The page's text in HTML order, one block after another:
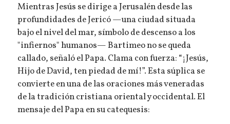
Mientras Jesús se dirige a Jerusalén desde las
profundidades de Jericó —una ciudad situada
bajo el nivel del mar, símbolo de descenso a los
"infiernos" humanos— Bartimeo no se queda
callado, señaló el Papa. Clama con fuerza: “¡Jesús,
Hijo de David, ten piedad de mí!”. Esta súplica se
convierte en una de las oraciones más veneradas
de la tradición cristiana oriental y occidental. El
mensaje del Papa en su catequesis: